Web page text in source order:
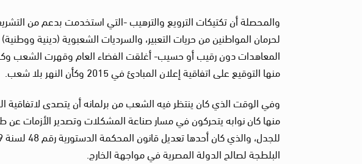
والمحصلة أن تكتيكات الترويع والترهيب -التي استخدمت بدعم من
لحرمان المواطنين من حريات التعبير، والسرديات الشعبوية (دينية
المعاهدات دون رقيب أو حسيب- أغلقت الفضاء العام وقهرت الشعب
منها التوقيع على اتفاقية إعلان المبادئ في 2015 وكأن النهر بلا شعب.
وفي الوقت الذي كان ينتظر فيه الشعب من برلمانه أن يتصدى
منها كان نوابه يتحركون في مسار صناعة المشكلات وتصدير الأزمات عن
البلطجة لصالح الدولة المصرية في مواجهة الخارج.